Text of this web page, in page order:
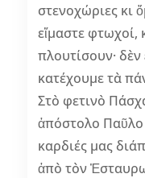
στενοχώριες κι
εἴμαστε
πλουτίσουν· δὲν
κατέχουμε τὰ
Στὸ φετινὸ
ἀπόστολο Παῦλο
καρδιές μας
ἀπὸ τὸν